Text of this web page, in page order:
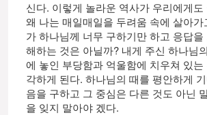
신다. 이렇게 놀라운 역사가 우리에게
왜 나는 매일매일을 두려움 속에 살아가
가 하나님께 너무 구하기만 하고 응답
해하는 것은 아닐까? 내게 주신 하나님
에 놓인 부당함과 억울함에 치우쳐 있는
각하게 된다. 하나님의 때를 평안하게
음을 구하고 그 중심은 다른 것도 아닌
을 잊지 말아야 겠다.